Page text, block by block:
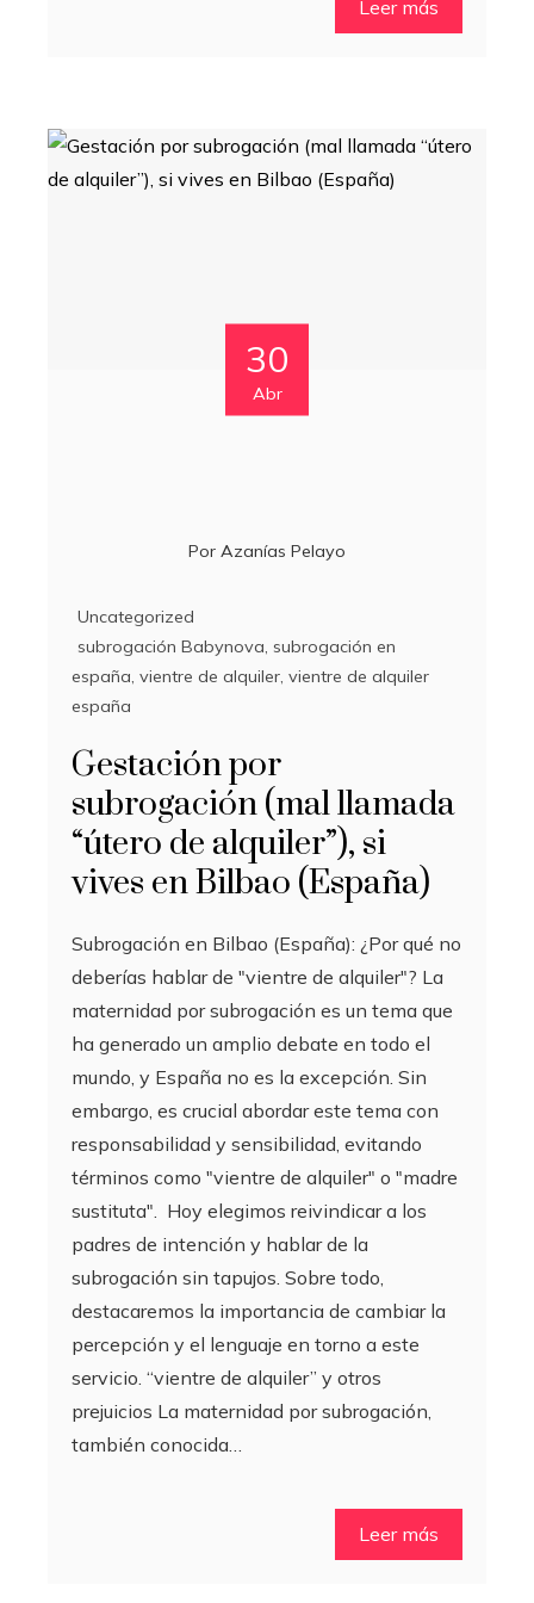
Leer más
30
Abr
Por Azanías Pelayo
Uncategorized
subrogación Babynova, subrogación en
españa, vientre de alquiler, vientre de alquiler
españa
Gestación por
subrogación (mal llamada
“útero de alquiler”), si
vives en Bilbao (España)
Subrogación en Bilbao (España): ¿Por qué no
deberías hablar de "vientre de alquiler"? La
maternidad por subrogación es un tema que
ha generado un amplio debate en todo el
mundo, y España no es la excepción. Sin
embargo, es crucial abordar este tema con
responsabilidad y sensibilidad, evitando
términos como "vientre de alquiler" o "madre
sustituta". Hoy elegimos reivindicar a los
padres de intención y hablar de la
subrogación sin tapujos. Sobre todo,
destacaremos la importancia de cambiar la
percepción y el lenguaje en torno a este
servicio. “vientre de alquiler” y otros
prejuicios La maternidad por subrogación,
también conocida…
Leer más